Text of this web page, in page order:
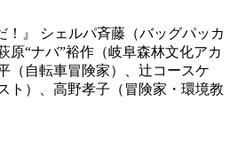
！』
シェルパ斉藤（バッグパッカ
原“ナバ”裕作（岐阜森林文化アカ
（自転車冒険家）、辻コースケ
ト）、高野孝子（冒険家・環境教